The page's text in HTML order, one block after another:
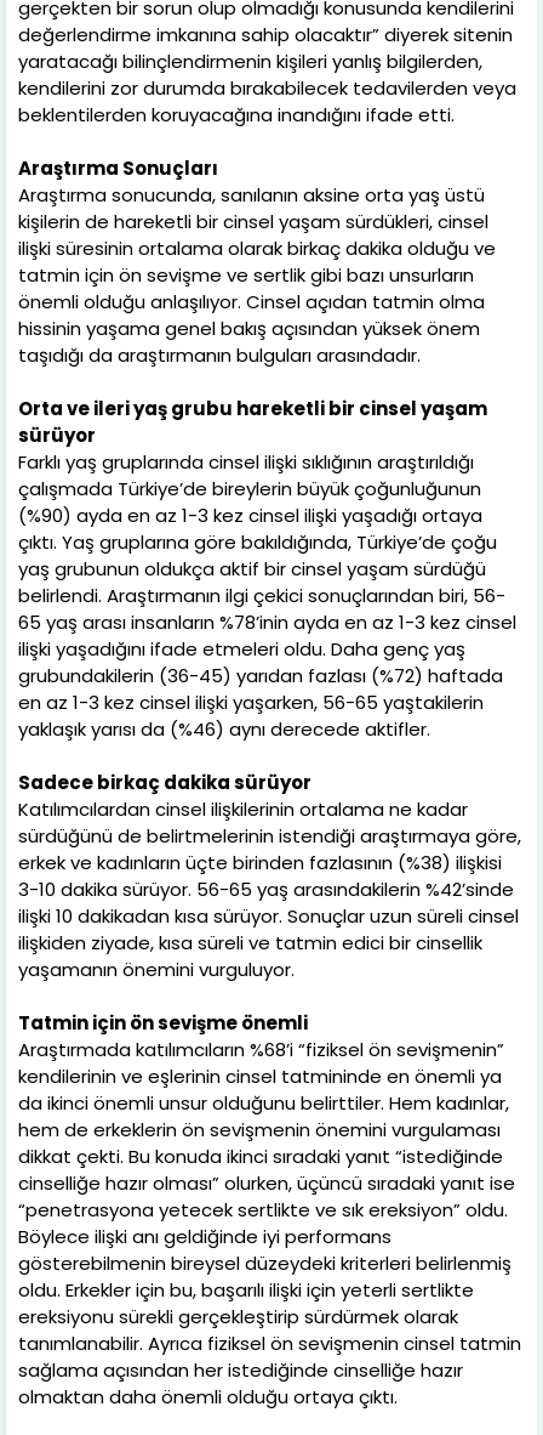
gerçekten bir sorun olup olmadığı konusunda kendilerini
değerlendirme imkanına sahip olacaktır” diyerek sitenin
yaratacağı bilinçlendirmenin kişileri yanlış bilgilerden,
kendilerini zor durumda bırakabilecek tedavilerden veya
beklentilerden koruyacağına inandığını ifade etti.
Araştırma Sonuçları
Araştırma sonucunda, sanılanın aksine orta yaş üstü
kişilerin de hareketli bir cinsel yaşam sürdükleri, cinsel
ilişki süresinin ortalama olarak birkaç dakika olduğu ve
tatmin için ön sevişme ve sertlik gibi bazı unsurların
önemli olduğu anlaşılıyor. Cinsel açıdan tatmin olma
hissinin yaşama genel bakış açısından yüksek önem
taşıdığı da araştırmanın bulguları arasındadır.
Orta ve ileri yaş grubu hareketli bir cinsel yaşam
sürüyor
Farklı yaş gruplarında cinsel ilişki sıklığının araştırıldığı
çalışmada Türkiye’de bireylerin büyük çoğunluğunun
(%90) ayda en az 1-3 kez cinsel ilişki yaşadığı ortaya
çıktı. Yaş gruplarına göre bakıldığında, Türkiye’de çoğu
yaş grubunun oldukça aktif bir cinsel yaşam sürdüğü
belirlendi. Araştırmanın ilgi çekici sonuçlarından biri, 56-
65 yaş arası insanların %78’inin ayda en az 1-3 kez cinsel
ilişki yaşadığını ifade etmeleri oldu. Daha genç yaş
grubundakilerin (36-45) yarıdan fazlası (%72) haftada
en az 1-3 kez cinsel ilişki yaşarken, 56-65 yaştakilerin
yaklaşık yarısı da (%46) aynı derecede aktifler.
Sadece birkaç dakika sürüyor
Katılımcılardan cinsel ilişkilerinin ortalama ne kadar
sürdüğünü de belirtmelerinin istendiği araştırmaya göre,
erkek ve kadınların üçte birinden fazlasının (%38) ilişkisi
3-10 dakika sürüyor. 56-65 yaş arasındakilerin %42’sinde
ilişki 10 dakikadan kısa sürüyor. Sonuçlar uzun süreli cinsel
ilişkiden ziyade, kısa süreli ve tatmin edici bir cinsellik
yaşamanın önemini vurguluyor.
Tatmin için ön sevişme önemli
Araştırmada katılımcıların %68’i “fiziksel ön sevişmenin”
kendilerinin ve eşlerinin cinsel tatmininde en önemli ya
da ikinci önemli unsur olduğunu belirttiler. Hem kadınlar,
hem de erkeklerin ön sevişmenin önemini vurgulaması
dikkat çekti. Bu konuda ikinci sıradaki yanıt “istediğinde
cinselliğe hazır olması” olurken, üçüncü sıradaki yanıt ise
“penetrasyona yetecek sertlikte ve sık ereksiyon” oldu.
Böylece ilişki anı geldiğinde iyi performans
gösterebilmenin bireysel düzeydeki kriterleri belirlenmiş
oldu. Erkekler için bu, başarılı ilişki için yeterli sertlikte
ereksiyonu sürekli gerçekleştirip sürdürmek olarak
tanımlanabilir. Ayrıca fiziksel ön sevişmenin cinsel tatmin
sağlama açısından her istediğinde cinselliğe hazır
olmaktan daha önemli olduğu ortaya çıktı.